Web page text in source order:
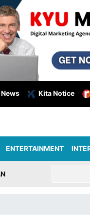
Kita Notice
ENTERTAINMENT